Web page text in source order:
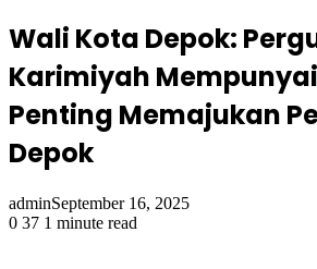
Wali Kota Depok:
Karimiyah
Penting Memajukan
Depok
adminSeptember 16, 2025
0 37 1 minute read